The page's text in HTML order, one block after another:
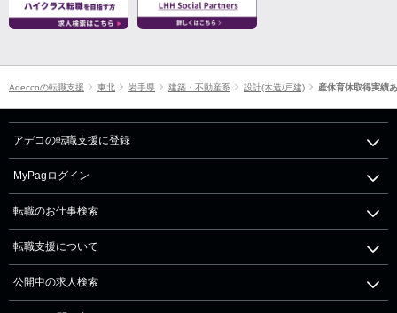
Adeccoの転職支援 東北 岩手県 建築・不動産系 設計(木造/戸建) 産休育休取得実績
アデコの転職支援に登録
MyPagログイン
転職のお仕事検索
転職支援について
公開中の求人検索